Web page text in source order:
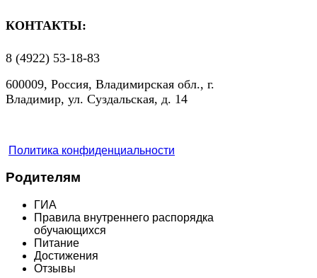
КОНТАКТЫ:
8 (4922) 53-18-83
600009, Россия, Владимирская обл., г.
Владимир, ул. Суздальская, д. 14
Политика конфиденциальности
Родителям
ГИА
Правила внутреннего распорядка
обучающихся
Питание
Достижения
Отзывы